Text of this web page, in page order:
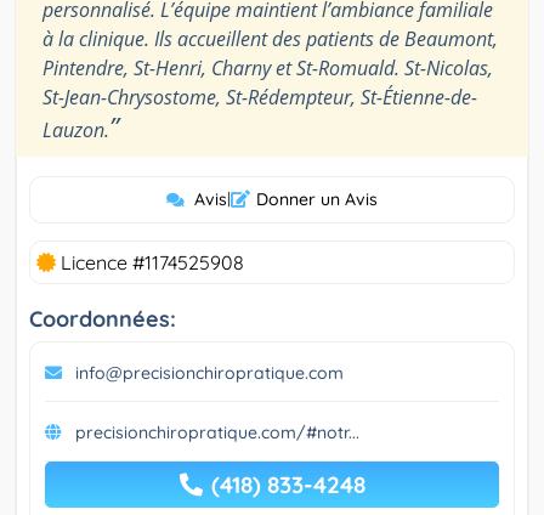
personnalisé. L’équipe maintient l’ambiance familiale
à la clinique. Ils accueillent des patients de Beaumont,
Pintendre, St-Henri, Charny et St-Romuald. St-Nicolas,
St-Jean-Chrysostome, St-Rédempteur, St-Étienne-de-
Lauzon.”
Avis| Donner un Avis
Licence #1174525908
Coordonnées:
info@precisionchiropratique.com
precisionchiropratique.com/#notr...
(418) 833-4248